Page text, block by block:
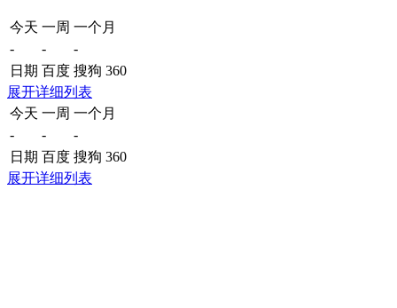
今天 一周 一个月
-
-
-
日期 百度 搜狗 360
展开详细列表
今天 一周 一个月
-
-
-
日期 百度 搜狗 360
展开详细列表